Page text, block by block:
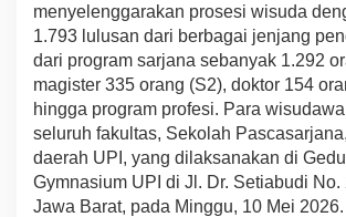
a
n
A
d
p
t
i
f
H
menye enggarakan prosesi wisuda
1.793 lul usan dari berbagai jenjang
dari program sarjana sebanyak 1.292
magister 335 orang (S2), doktor 154
hingga program profesi. Para wisudaw
seluruh fakultas, Sekolah
daerah UPI, yang dilaksanakan di
Gymnasium UPI di Jl. Dr. Setiabudi No.
Jawa Barat, pada Minggu, 10 Mei 2026.